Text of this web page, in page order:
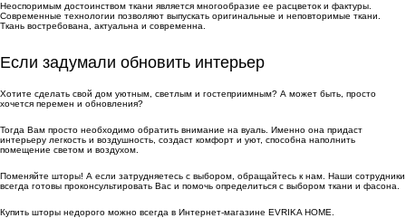
Неоспоримым достоинством ткани является многообразие ее расцветок и фактуры.
Современные технологии позволяют выпускать оригинальные и неповторимые ткани.
Ткань востребована, актуальна и современна.
Если задумали обновить интерьер
Хотите сделать свой дом уютным, светлым и гостеприимным? А может быть, просто
хочется перемен и обновления?
Тогда Вам просто необходимо обратить внимание на вуаль. Именно она придаст
интерьеру легкость и воздушность, создаст комфорт и уют, способна наполнить
помещение светом и воздухом.
Поменяйте шторы! А если затрудняетесь с выбором, обращайтесь к нам. Наши сотрудники
всегда готовы проконсультировать Вас и помочь определиться с выбором ткани и фасона.
Купить шторы недорого можно всегда в Интернет-магазине EVRIKA HOME.